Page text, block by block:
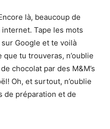
là, beaucoup de
Tape les mots
Google et te voilà
tu trouveras, n’oublie
chocolat par des M&M’s
Oh, et surtout, n’oublie
de préparation et de